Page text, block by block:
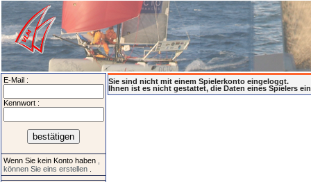
E-Mail :
Kennwort :
Wenn Sie kein Konto haben
können Sie eins erstellen
Sie sind nicht mit einem Spielerkonto eingeloggt.
Ihnen ist es nicht gestattet, die Daten eines Spielers